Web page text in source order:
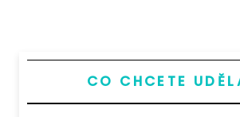
CO CHCETE